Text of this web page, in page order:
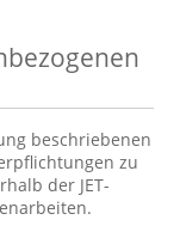
beschriebenen
zu
der JET-